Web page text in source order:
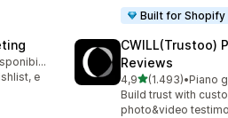
Built for Shopify
Prova gratuita disponibile
e
CWILL(Trustoo)
Reviews
4,9stelle su 5
(1.493)
1493 recensioni
•Piano
Build trust with
photo&video